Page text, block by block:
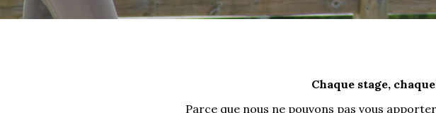
Chaque stage,
Parce que nous ne pouvons pas vous